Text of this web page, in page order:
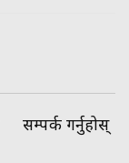
सम्पर्क गर्नुहोस्